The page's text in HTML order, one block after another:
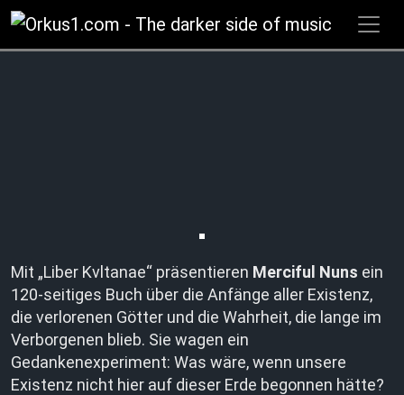
Zum
Inhalt
springen
Mit „Liber Kvltanae“ präsentieren Merciful Nuns ein
120-seitiges Buch über die Anfänge aller Existenz,
die verlorenen Götter und die Wahrheit, die lange im
Verborgenen blieb. Sie wagen ein
Gedankenexperiment: Was wäre, wenn unsere
Existenz nicht hier auf dieser Erde begonnen hätte?